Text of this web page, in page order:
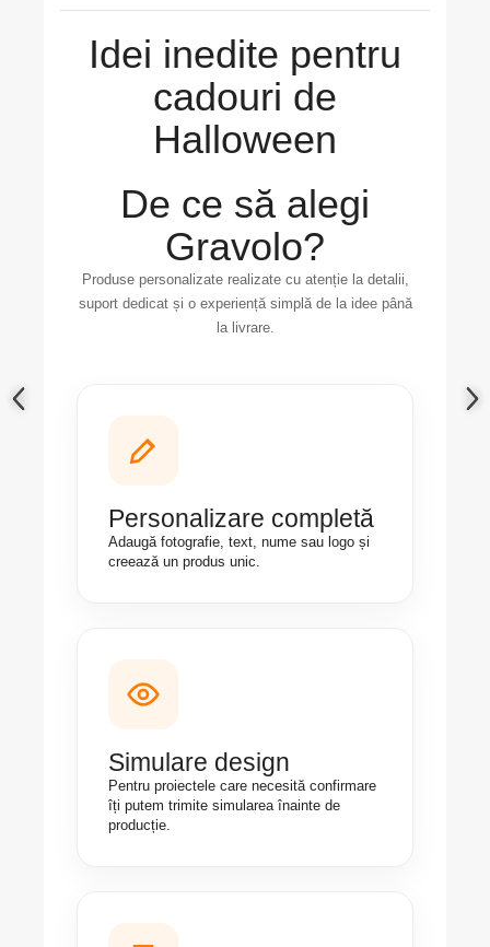
Idei inedite pentru
cadouri de
Halloween
De ce să alegi
Gravolo?
Produse personalizate realizate cu atenție la detalii,
suport dedicat și o experiență simplă de la idee până
la livrare.
Personalizare completă
Adaugă fotografie, text, nume sau logo și
creează un produs unic.
Simulare design
Pentru proiectele care necesită confirmare
îți putem trimite simularea înainte de
producție.